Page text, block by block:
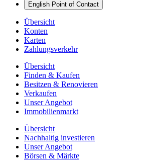
English Point of Contact
Übersicht
Konten
Karten
Zahlungsverkehr
Übersicht
Finden & Kaufen
Besitzen & Renovieren
Verkaufen
Unser Angebot
Immobilienmarkt
Übersicht
Nachhaltig investieren
Unser Angebot
Börsen & Märkte